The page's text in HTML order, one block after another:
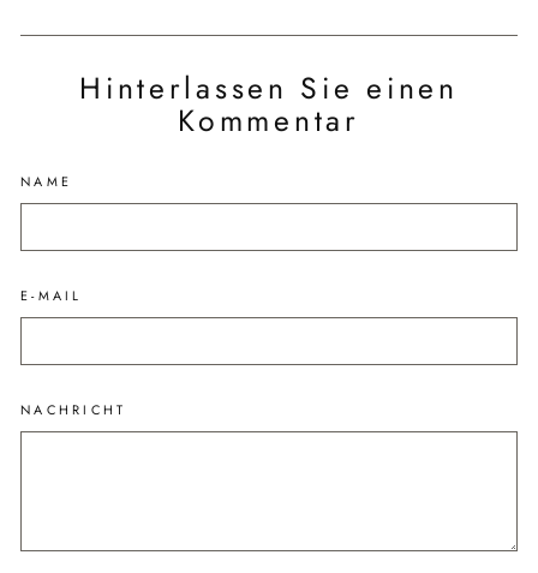
teilen
twittern
pinnen
Hinterlassen Sie einen
Kommentar
NAME
E-MAIL
NACHRICHT